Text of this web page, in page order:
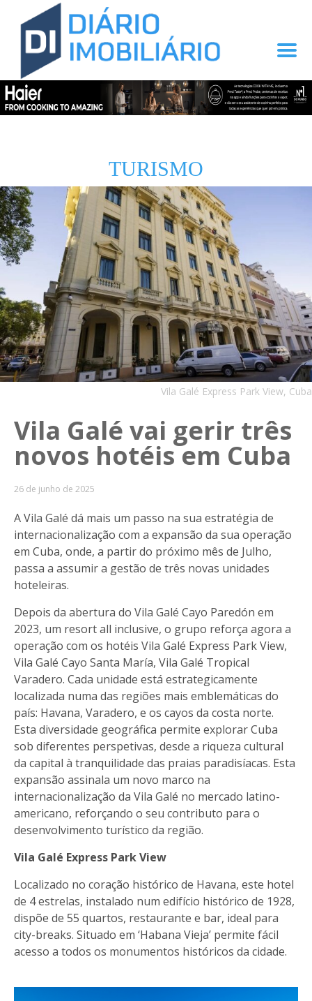
TURISMO
Vila Galé Express Park View, Cuba
Vila Galé vai gerir três
novos hotéis em Cuba
26 de junho de 2025
A Vila Galé dá mais um passo na sua estratégia de
internacionalização com a expansão da sua operação
em Cuba, onde, a partir do próximo mês de Julho,
passa a assumir a gestão de três novas unidades
hoteleiras.
Depois da abertura do Vila Galé Cayo Paredón em
2023, um resort all inclusive, o grupo reforça agora a
operação com os hotéis Vila Galé Express Park View,
Vila Galé Cayo Santa María, Vila Galé Tropical
Varadero. Cada unidade está estrategicamente
localizada numa das regiões mais emblemáticas do
país: Havana, Varadero, e os cayos da costa norte.
Esta diversidade geográfica permite explorar Cuba
sob diferentes perspetivas, desde a riqueza cultural
da capital à tranquilidade das praias paradisíacas. Esta
expansão assinala um novo marco na
internacionalização da Vila Galé no mercado latino-
americano, reforçando o seu contributo para o
desenvolvimento turístico da região.
Vila Galé Express Park View
Localizado no coração histórico de Havana, este hotel
de 4 estrelas, instalado num edifício histórico de 1928,
dispõe de 55 quartos, restaurante e bar, ideal para
city-breaks. Situado em ‘Habana Vieja’ permite fácil
acesso a todos os monumentos históricos da cidade.